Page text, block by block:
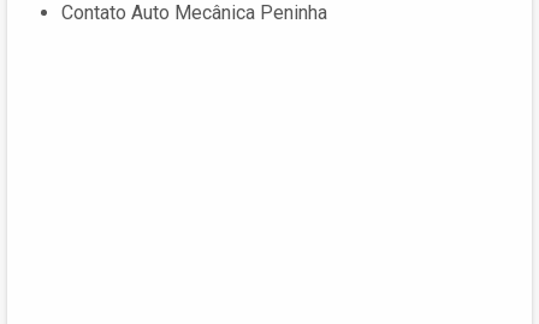
Contato Auto Mecânica Peninha